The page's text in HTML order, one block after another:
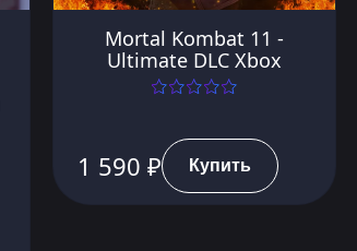
Mortal Kombat 11 -
Ultimate DLC Xbox
1 590 ₽ Купить